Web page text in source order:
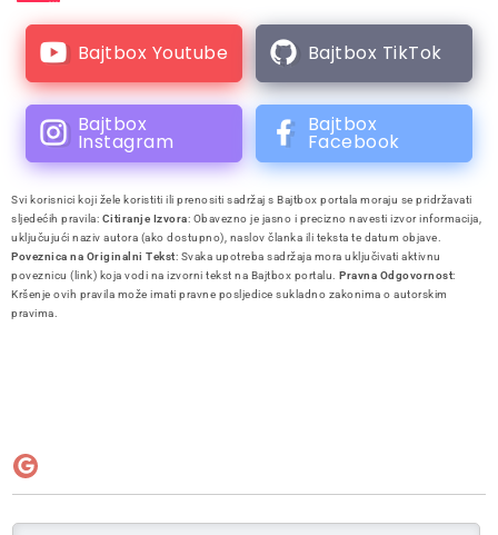
Bajtbox Youtube Bajtbox TikTok
Bajtbox
Instagram
Bajtbox
Facebook
Svi korisnici koji žele koristiti ili prenositi sadržaj s Bajtbox portala moraju se pridržavati
sljedećih pravila: Citiranje Izvora: Obavezno je jasno i precizno navesti izvor informacija,
uključujući naziv autora (ako dostupno), naslov članka ili teksta te datum objave.
Poveznica na Originalni Tekst: Svaka upotreba sadržaja mora uključivati aktivnu
poveznicu (link) koja vodi na izvorni tekst na Bajtbox portalu. Pravna Odgovornost:
Kršenje ovih pravila može imati pravne posljedice sukladno zakonima o autorskim
pravima.